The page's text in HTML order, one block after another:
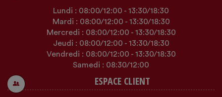
Lundi : 08:00/12:00 - 13:30/18:30
Mardi : 08:00/12:00 - 13:30/18:30
Mercredi : 08:00/12:00 - 13:30/18:30
Jeudi : 08:00/12:00 - 13:30/18:30
Vendredi : 08:00/12:00 - 13:30/18:30
Samedi : 08:30/12:00
ESPACE CLIENT